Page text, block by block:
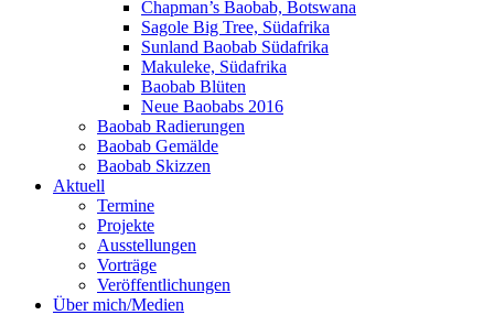
Chapman’s Baobab, Botswana
Sagole Big Tree, Südafrika
Sunland Baobab Südafrika
Makuleke, Südafrika
Baobab Blüten
Neue Baobabs 2016
Baobab Radierungen
Baobab Gemälde
Baobab Skizzen
Aktuell
Termine
Projekte
Ausstellungen
Vorträge
Veröffentlichungen
Über mich/Medien